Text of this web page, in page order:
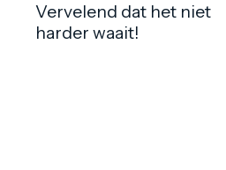
Vervelend dat het niet
harder waait!